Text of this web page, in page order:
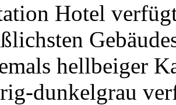
Hotel
hellbeiger
dunkelgrau